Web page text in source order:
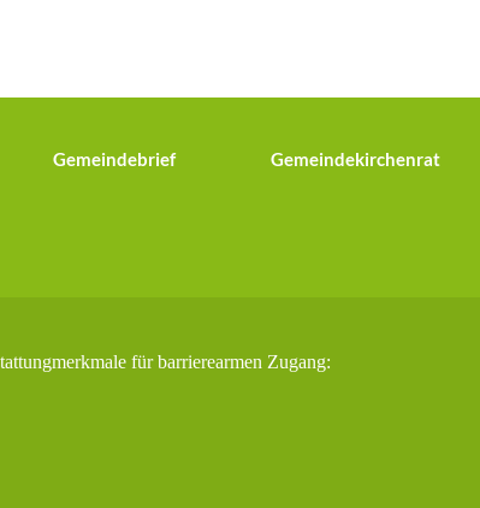
Gemeindebrief Gemeindekirchenrat
für barrierearmen Zugang: